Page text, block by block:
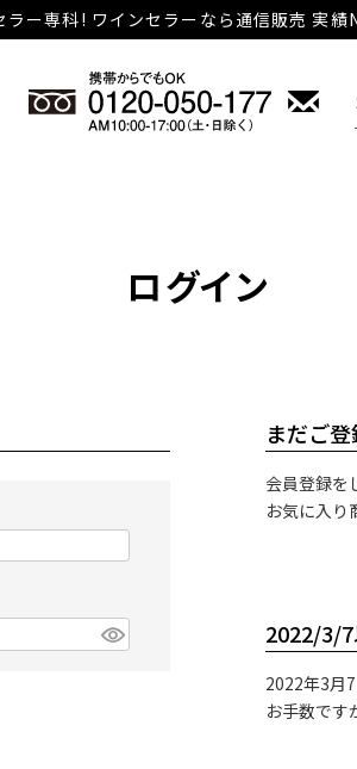
ラー専科! ワインセラーなら通信販売 実績
ログイン
まだご
会員登録を
お気に入り
2022/3/
2022年3月
お手数です